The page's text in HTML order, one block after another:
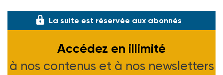
La suite est réservée aux abonnés
Accédez en illimité
à nos contenus et à nos newsletters